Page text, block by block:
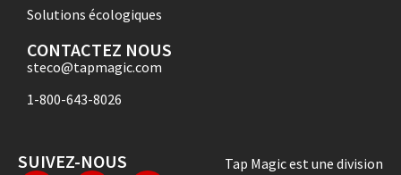
Solutions écologiques
CONTACTEZ NOUS
steco@tapmagic.com
1-800-643-8026
SUIVEZ-NOUS
Tap Magic est une division